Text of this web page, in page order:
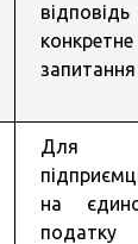
конкретне
запитання
Для
на
податку